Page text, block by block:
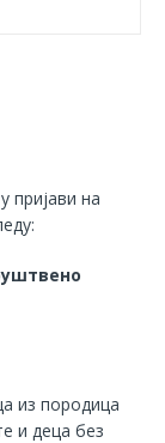
пријави на
и деца без